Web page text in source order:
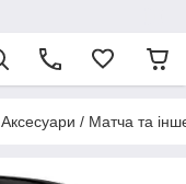
Аксесуари / Матча та